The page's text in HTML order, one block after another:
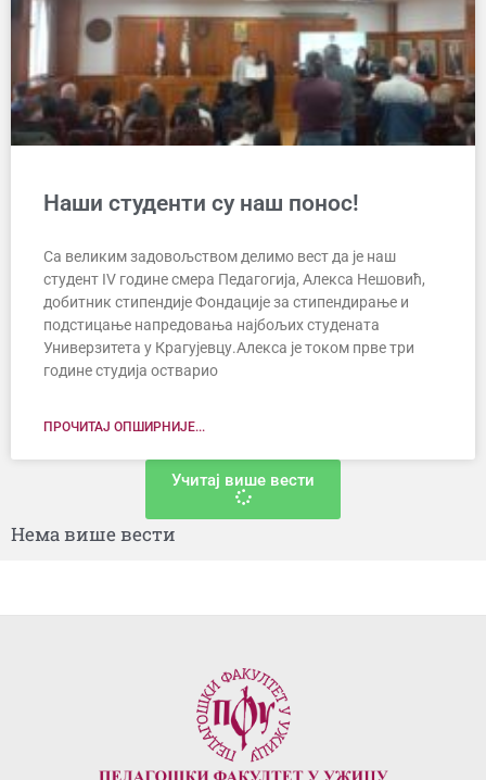
Наши студенти су наш понос!
Са великим задовољством делимо вест да је наш
студент IV године смера Педагогија, Алекса Нешовић,
добитник стипендије Фондације за стипендирање и
подстицање напредовања најбољих студената
Универзитета у Крагујевцу.​Алекса је током прве три
године студија остварио
ПРОЧИТАЈ ОПШИРНИЈЕ...
Учитај више вести
Нема више вести